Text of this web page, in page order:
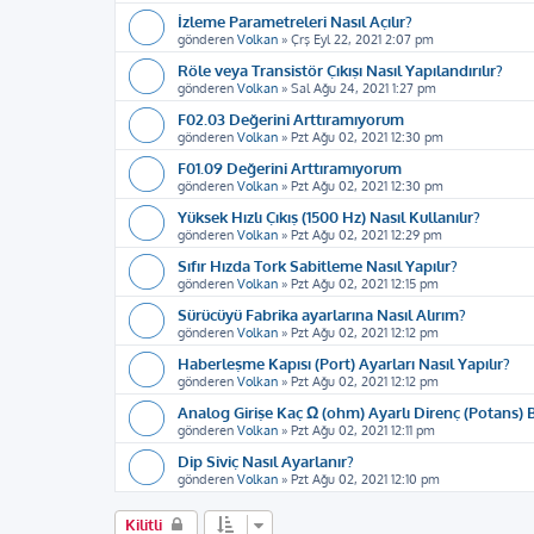
İzleme Parametreleri Nasıl Açılır?
gönderen Volkan » Çrş Eyl 22, 2021 2:07 pm
Röle veya Transistör Çıkışı Nasıl Yapılandırılır?
gönderen Volkan » Sal Ağu 24, 2021 1:27 pm
F02.03 Değerini Arttıramıyorum
gönderen Volkan » Pzt Ağu 02, 2021 12:30 pm
F01.09 Değerini Arttıramıyorum
gönderen Volkan » Pzt Ağu 02, 2021 12:30 pm
Yüksek Hızlı Çıkış (1500 Hz) Nasıl Kullanılır?
gönderen Volkan » Pzt Ağu 02, 2021 12:29 pm
Sıfır Hızda Tork Sabitleme Nasıl Yapılır?
gönderen Volkan » Pzt Ağu 02, 2021 12:15 pm
Sürücüyü Fabrika ayarlarına Nasıl Alırım?
gönderen Volkan » Pzt Ağu 02, 2021 12:12 pm
Haberleşme Kapısı (Port) Ayarları Nasıl Yapılır?
gönderen Volkan » Pzt Ağu 02, 2021 12:12 pm
Analog Girişe Kaç Ω (ohm) Ayarlı Direnç (Potans)
gönderen Volkan » Pzt Ağu 02, 2021 12:11 pm
Dip Siviç Nasıl Ayarlanır?
gönderen Volkan » Pzt Ağu 02, 2021 12:10 pm
Kilitli